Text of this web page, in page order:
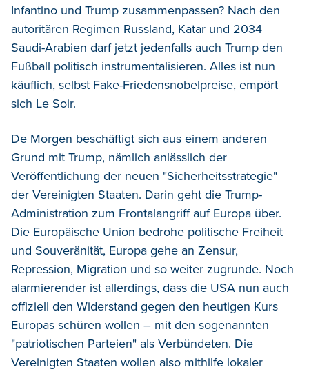
Infantino und Trump zusammenpassen? Nach den
autoritären Regimen Russland, Katar und 2034
Saudi-Arabien darf jetzt jedenfalls auch Trump den
Fußball politisch instrumentalisieren. Alles ist nun
käuflich, selbst Fake-Friedensnobelpreise, empört
sich Le Soir.
De Morgen beschäftigt sich aus einem anderen
Grund mit Trump, nämlich anlässlich der
Veröffentlichung der neuen "Sicherheitsstrategie"
der Vereinigten Staaten. Darin geht die Trump-
Administration zum Frontalangriff auf Europa über.
Die Europäische Union bedrohe politische Freiheit
und Souveränität, Europa gehe an Zensur,
Repression, Migration und so weiter zugrunde. Noch
alarmierender ist allerdings, dass die USA nun auch
offiziell den Widerstand gegen den heutigen Kurs
Europas schüren wollen – mit den sogenannten
"patriotischen Parteien" als Verbündeten. Die
Vereinigten Staaten wollen also mithilfe lokaler